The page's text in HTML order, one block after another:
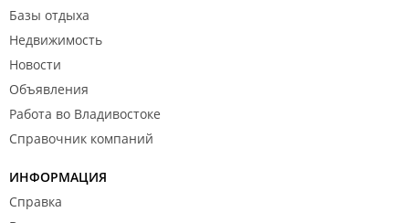
Базы отдыха
Недвижимость
Новости
Объявления
Работа во Владивостоке
Справочник компаний
ИНФОРМАЦИЯ
Справка